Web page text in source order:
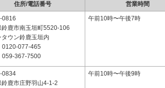
住所/電話番号 営業時間
0816
鈴鹿市南玉垣町5520-106
タウン鈴鹿玉垣内
0120-077-465
059-367-7500
午前10時〜午後7時
0834
鈴鹿市庄野羽山4-1-2
午前10時〜午後9時